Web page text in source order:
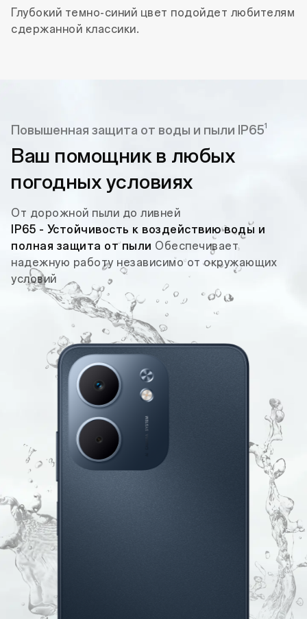
Глубокий темно-синий цвет подойдет любителям
сдержанной классики.
Повышенная защита от воды и пыли IP651
Ваш помощник в любых
погодных условиях
От дорожной пыли до ливней
IP65 - Устойчивость к воздействию воды и
полная защита от пыли Обеспечивает
надежную работу независимо от окружающих
условий